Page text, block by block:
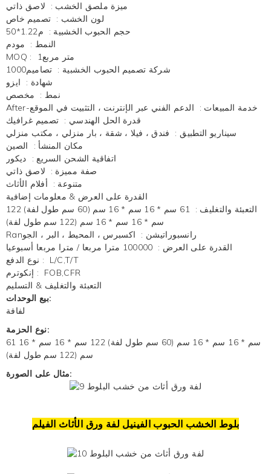
ميزة ملصق الخشب :
لاصق ذاتي
لون الخشب : تصميم خاص
حجم الحبوب الخشبية :
م1.22*50
النمط :
مودم
MOQ :
متر مربع1
شركة تصميم الحبوب الخشبية : تصاميم1000
شهادة :
ايزو
نمط :
مخصص
After-خدمة المبيعات :
الدعم الفني عبر الإنترنت ، التثبيت في الموقع
قدرة الحل الهندسي : تصميم غرافيك
سيناريو التطبيق :
فندق ، فيلا ، شقة ، بار منزلي ، مكتب منزلي
مكان المنشأ :
الصين
اتفاقية الشحن السريع :
ديكور
صفة مميزة :
لاصق ذاتي
متنوعة :
أفلام الأثاث
القدرة على العرض & معلومات إضافية
التعبئة والتغليف :
61 سم * 16 سم * 16 سم (60 سم طول لفة) 122
سم * 16 سم * 16 سم (122 سم طول لفة)
Ranرانسبوراتيشن :
اكسبرس ، المحيط ، البر ، الجو
القدرة على العرض :
:
L/C,T/T
:
FOB,CFR
التعبئة والتغليف & التسليم
بيع الوحدات:
لفافة
نوع الحزمة:
61 سم * 16 سم * 16 سم (60 سم طول لفة) 122 سم * 16 سم * 16
سم (122 سم طول لفة)
مثال على الصورة:
بلوط الخشب الحبوب الفينيل لفة ورق الأثاث الفيلم